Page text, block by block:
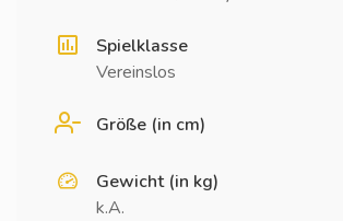
Spielklasse
Vereinslos
Größe (in cm)
Gewicht (in kg)
k.A.